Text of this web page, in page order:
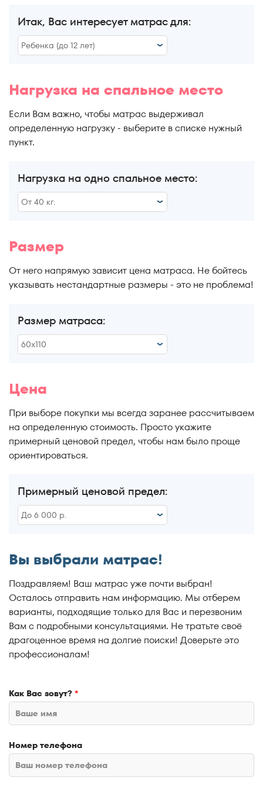
Итак, Вас интересует матрас для:
Ребенка (до 12 лет)
Подростка (до 18 лет)
Взрослого человека
Тем, кому за 60
Нагрузка на спальное место
Если Вам важно, чтобы матрас выдерживал
определенную нагрузку - выберите в списке нужный
пункт.
Нагрузка на одно спальное место:
От 40 кг.
От 50 кг.
От 60 кг.
От 80 кг.
От 90 кг.
От 100 кг.
От 110 кг.
От 120 кг.
От 130 кг.
От 140 кг.
От 150 кг.
От 170 кг.
От 180 кг.
От 190 кг.
От 200 кг.
Размер
От него напрямую зависит цена матраса. Не бойтесь
указывать нестандартные размеры - это не проблема!
Размер матраса:
60x110
60x120
60x130
60x140
60x150
60x160
60x190
60x200
65x120
Цена
При выборе покупки мы всегда заранее рассчитываем
на определенную стоимость. Просто укажите
примерный ценовой предел, чтобы нам было проще
ориентироваться.
Примерный ценовой предел:
до 6 000 р.
до 10 000 р.
до 15 000 р.
до 20 000 р.
до 30 000 р.
Вы выбрали матрас!
Поздравляем! Ваш матрас уже почти выбран!
Осталось отправить нам информацию. Мы отберем
варианты, подходящие только для Вас и перезвоним
Вам с подробными консультациями. Не тратьте своё
драгоценное время на долгие поиски! Доверьте это
профессионалам!
Как Вас зовут? *
Номер телефона